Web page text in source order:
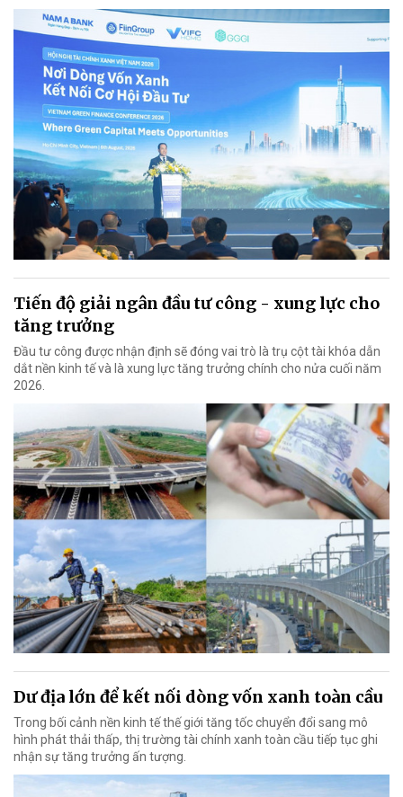
Tiến độ giải ngân đầu tư công - xung lực cho
tăng trưởng
Đầu tư công được nhận định sẽ đóng vai trò là trụ cột tài khóa dẫn
dắt nền kinh tế và là xung lực tăng trưởng chính cho nửa cuối năm
2026.
Dư địa lớn để kết nối dòng vốn xanh toàn cầu
Trong bối cảnh nền kinh tế thế giới tăng tốc chuyển đổi sang mô
hình phát thải thấp, thị trường tài chính xanh toàn cầu tiếp tục ghi
nhận sự tăng trưởng ấn tượng.